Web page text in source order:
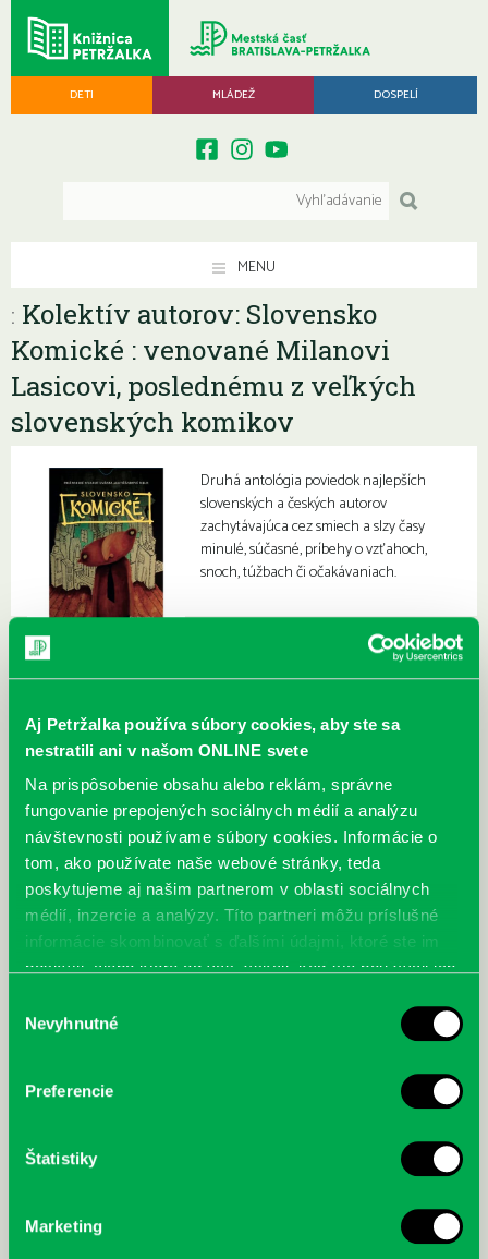
Aj Petržalka používa súbory cookies, aby ste sa
nestratili ani v našom ONLINE svete
Na prispôsobenie obsahu alebo reklám, správne
fungovanie prepojených sociálnych médií a analýzu
návštevnosti používame súbory cookies. Informácie o
tom, ako používate naše webové stránky, teda
poskytujeme aj našim partnerom v oblasti sociálnych
médií, inzercie a analýzy. Títo partneri môžu príslušné
informácie skombinovať s ďalšími údajmi, ktoré ste im
poskytli, alebo ktoré od vás získali, keď ste používali ich
súhlasu
Nevyhnutné
Preferencie
Štatistiky
Marketing
DETI MLÁDEŽ DOSPELÍ
MENU
: Kolektív autorov: Slovensko
Komické : venované Milanovi
Lasicovi, poslednému z veľkých
slovenských komikov
Druhá antológia poviedok najlepších
slovenských a českých autorov
zachytávajúca cez smiech a slzy časy
minulé, súčasné, príbehy o vzťahoch,
snoch, túžbach či očakávaniach.
cyklistu modernej doby: